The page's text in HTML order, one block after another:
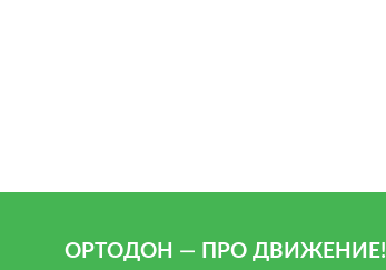
ОРТОДОН — ПРО ДВИЖЕНИЕ!